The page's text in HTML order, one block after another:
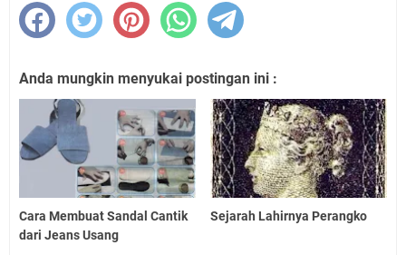
Anda mungkin menyukai postingan ini :
Cara Membuat Sandal Cantik
dari Jeans Usang
Sejarah Lahirnya Perangko